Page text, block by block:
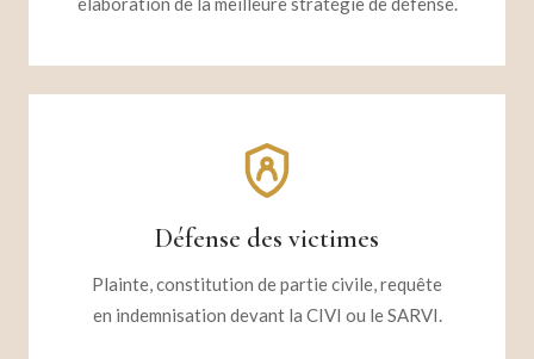
Défense des victimes
Plainte, constitution de partie civile, requête
en indemnisation devant la CIVI ou le SARVI.